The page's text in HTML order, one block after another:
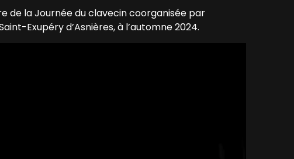
de la Journée du clavecin coorganisée par
Exupéry d’Asnières, à l’automne 2024.